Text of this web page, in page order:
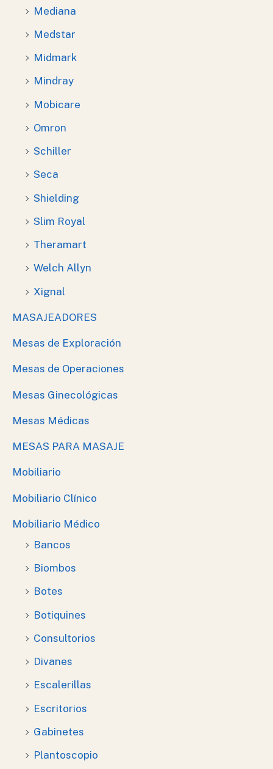
Mediana
Medstar
Midmark
Mindray
Mobicare
Omron
Schiller
Seca
Shielding
Slim Royal
Theramart
Welch Allyn
Xignal
MASAJEADORES
Mesas de Exploración
Mesas de Operaciones
Mesas Ginecológicas
Mesas Médicas
MESAS PARA MASAJE
Mobiliario
Mobiliario Clínico
Mobiliario Médico
Bancos
Biombos
Botes
Botiquines
Consultorios
Divanes
Escalerillas
Escritorios
Gabinetes
Plantoscopio